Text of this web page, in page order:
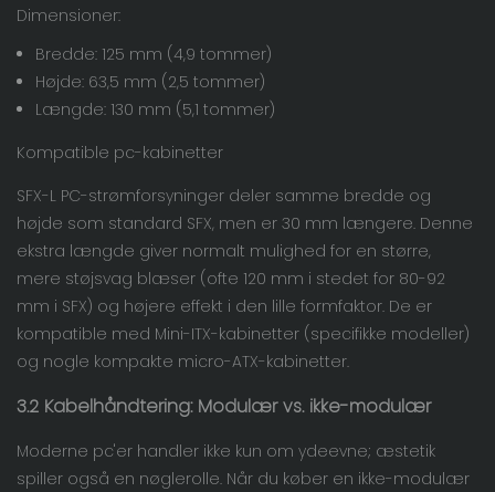
Dimensioner:
Bredde: 125 mm (4,9 tommer)
Højde: 63,5 mm (2,5 tommer)
Længde: 130 mm (5,1 tommer)
Kompatible pc-kabinetter
SFX-L PC-strømforsyninger deler samme bredde og
højde som standard SFX, men er 30 mm længere. Denne
ekstra længde giver normalt mulighed for en større,
mere støjsvag blæser (ofte 120 mm i stedet for 80-92
mm i SFX) og højere effekt i den lille formfaktor. De er
kompatible med Mini-ITX-kabinetter (specifikke modeller)
og nogle kompakte micro-ATX-kabinetter.
3.2 Kabelhåndtering: Modulær vs. ikke-modulær
Moderne pc'er handler ikke kun om ydeevne; æstetik
spiller også en nøglerolle. Når du køber en ikke-modulær